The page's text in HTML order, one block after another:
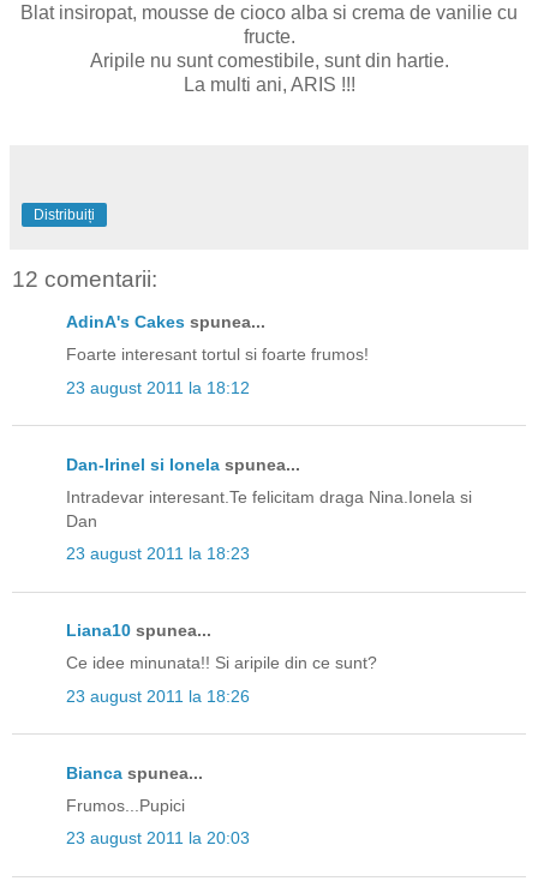
Blat insiropat, mousse de cioco alba si crema de vanilie cu
fructe.
Aripile nu sunt comestibile, sunt din hartie.
La multi ani, ARIS !!!
Distribuiți
12 comentarii:
AdinA's Cakes spunea...
Foarte interesant tortul si foarte frumos!
23 august 2011 la 18:12
Dan-Irinel si Ionela spunea...
Intradevar interesant.Te felicitam draga Nina.Ionela si
Dan
23 august 2011 la 18:23
Liana10 spunea...
Ce idee minunata!! Si aripile din ce sunt?
23 august 2011 la 18:26
Bianca spunea...
Frumos...Pupici
23 august 2011 la 20:03